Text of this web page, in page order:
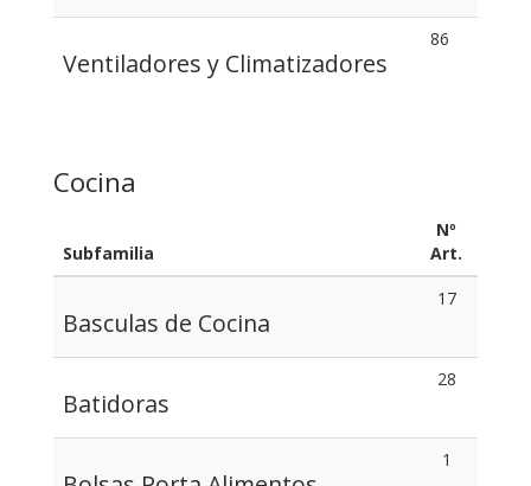
Ventiladores y Climatizadores
86
Cocina
Subfamilia
Nº
Art.
Basculas de Cocina
17
Batidoras
28
1